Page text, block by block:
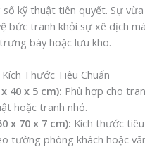
kỹ thuật tiên quyết. Sự
bức tranh khỏi sự xê dịch
bày hoặc lưu kho.
Thước Tiêu Chuẩn
40 x 5 cm): Phù hợp cho
hoặc tranh nhỏ.
x 70 x 7 cm): Kích thước
tường phòng khách hoặc